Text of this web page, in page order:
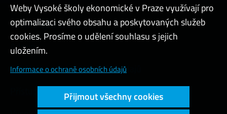
Často kladené otázky
Admin
Cookies a ochrana osobních údajů
Přístupnost webu
Weby Vysoké školy ekonomické v Praze využívají pro
optimalizaci svého obsahu a poskytovaných služeb
cookies. Prosíme o udělení souhlasu s jejich
uložením.
Informace o ochraně osobních údajů
Přijmout všechny cookies